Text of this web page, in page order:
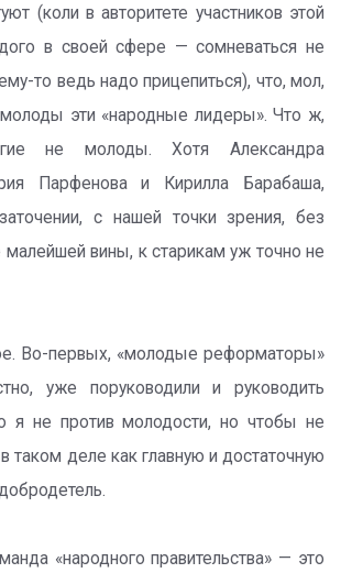
(коли в авторитете участников этой
в своей сфере — сомневаться не
то ведь надо прицепиться), что, мол,
эти «народные лидеры». Что ж,
не молоды. Хотя Александра
Парфенова и Кирилла Барабаша,
с нашей точки зрения, без
вины, к старикам уж точно не
Во-первых, «молодые реформаторы»
уже поруководили и руководить
я не против молодости, но чтобы не
таком деле как главную и достаточную
«народного правительства» — это